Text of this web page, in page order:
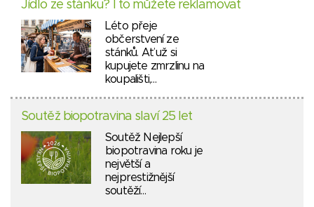
Jídlo ze stánku? I to můžete reklamovat
Léto přeje
občerstvení ze
stánků. Ať už si
kupujete zmrzlinu na
koupališti,…
Soutěž biopotravina slaví 25 let
Soutěž Nejlepší
biopotravina roku je
největší a
nejprestižnější
soutěží…